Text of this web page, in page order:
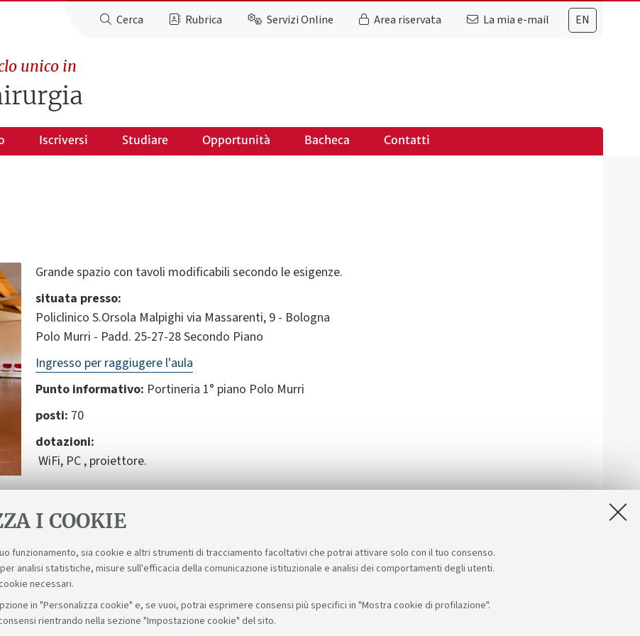
I COOKIE
funzionamento, sia cookie e altri strumenti di tracciamento facoltativi che potrai attivare solo con il tuo consenso.
analisi statistiche, misure sull'efficacia della comunicazione istituzionale e analisi dei comportamenti degli utenti.
necessari.
in "Personalizza cookie" e, se vuoi, potrai esprimere consensi più specifici in "Mostra cookie di profilazione".
rientrando nella sezione "Impostazione cookie" del sito.
EN
Cerca Rubrica Servizi Online Area riservata La mia e-mail
unico in
Iscriversi Studiare Opportunità Bacheca Contatti
Grande spazio con tavoli modificabili secondo le esigenze.
situata presso:
Policlinico S.Orsola Malpighi via Massarenti, 9 - Bologna
Polo Murri - Padd. 25-27-28 Secondo Piano
Ingresso per raggiugere l'aula
Punto informativo: Portineria 1° piano Polo Murri
posti: 70
dotazioni:
WiFi, PC , proiettore.